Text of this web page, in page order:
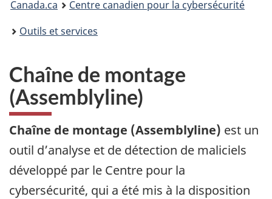
Canada.ca
Centre canadien pour la cybersécurité
Outils et services
Chaîne de montage
(Assemblyline)
Chaîne de montage (Assemblyline) est un
outil d’analyse et de détection de maliciels
développé par le Centre pour la
cybersécurité, qui a été mis à la disposition